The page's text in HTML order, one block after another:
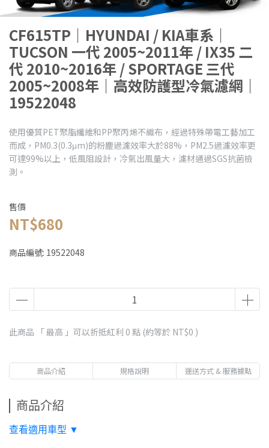
CF615TP｜HYUNDAI / KIA車系｜
TUCSON 一代 2005~2011年 / IX35 二
代 2010~2016年 / SPORTAGE 三代
2005~2008年｜高效防護型冷氣濾網｜
19522048
使用優質PET聚脂纖維和PP聚丙烯不織布，經過特殊帶電工藝加工
而成，PM0.3(0.3μm)的粉塵過濾效率大於88%，PM2.5過濾效率更
可達99%以上，低風阻設計，冷氣出風量大，濾材通過SGS抗菌檢
測。
售價
NT$680
商品編號: 19522048
此商品 「 最高 」可以折抵紅利 0 點 (約等於 NT$0 )
商品介紹 規格說明 運送方式 & 服務據點
商品介紹
查看適用車型 ▼